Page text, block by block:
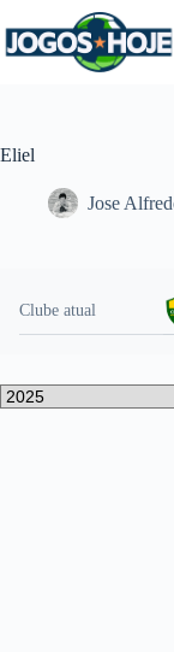
para
o
Eliel
Jose
Clube atual